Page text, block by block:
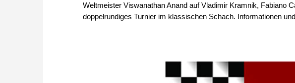
Weltmeister Viswanathan Anand auf Vladimir Kramnik, Fabiano
doppelrundiges Turnier im klassischen Schach. Informationen